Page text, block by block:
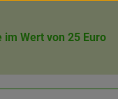
im Wert von 25 Euro